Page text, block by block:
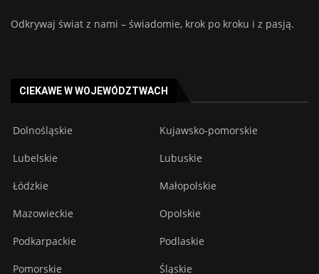
Odkrywaj świat z nami – świadomie, krok po kroku i z pasją.
CIEKAWE W WOJEWÓDZTWACH
Dolnośląskie Kujawsko-pomorskie
Lubelskie Lubuskie
Łódzkie Małopolskie
Mazowieckie Opolskie
Podkarpackie Podlaskie
Pomorskie Śląskie